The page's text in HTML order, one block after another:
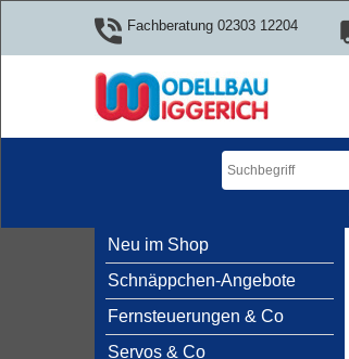
Fachberatung 02303 12204
Neu im Shop
Schnäppchen-Angebote
Fernsteuerungen & Co
Servos & Co